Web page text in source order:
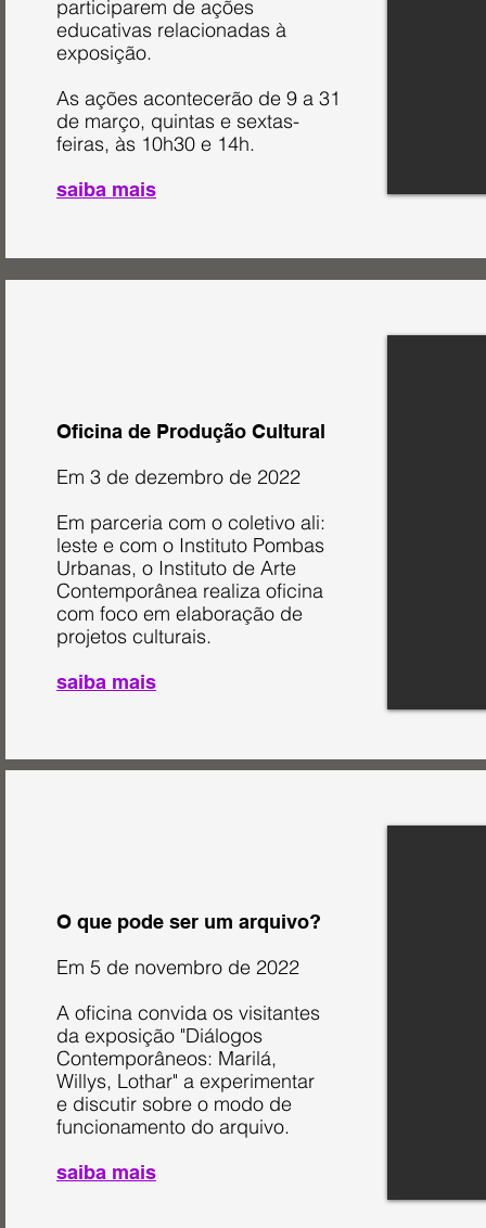
participarem de ações
educativas relacionadas à
exposição.
As ações acontecerão de 9 a 31
de março, quintas e sextas-
feiras, às 10h30 e 14h.
saiba mais
Oficina de Produção Cultural
Em 3 de dezembro de 2022
Em parceria com o coletivo ali:
leste e com o Instituto Pombas
Urbanas, o Instituto de Arte
Contemporânea realiza oficina
com foco em elaboração de
projetos culturais.
saiba mais
O que pode ser um arquivo?
Em 5 de novembro de 2022
A oficina convida os visitantes
da exposição "Diálogos
Contemporâneos: Marilá,
Willys, Lothar" a experimentar
e discutir sobre o modo de
funcionamento do arquivo.
saiba mais